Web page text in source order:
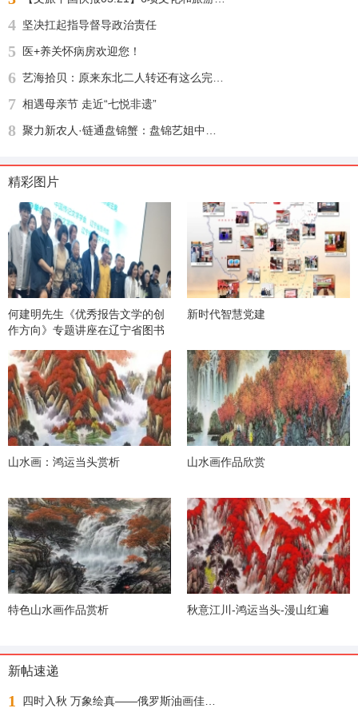
4 坚决扛起指导督导政治责任
5 医+养关怀病房欢迎您！
6
7 相遇母亲节 走近“七悦非遗”
8
精彩图片
何建明先生《优秀报告文学的创
作方向》专题讲座在辽宁省图书
新时代智慧党建
山水画：鸿运当头赏析 山水画作品欣赏
特色山水画作品赏析 秋意江川-鸿运当头-漫山红遍
新帖速递
1